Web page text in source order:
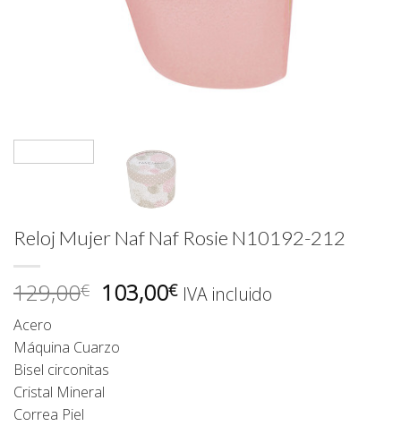
Reloj Mujer Naf Naf Rosie N10192-212
129,00€ El
precio
era:
129,00€.
103,00€ElIVA incluido
Acero
Máquina Cuarzo
Bisel circonitas
Cristal Mineral
Correa Piel